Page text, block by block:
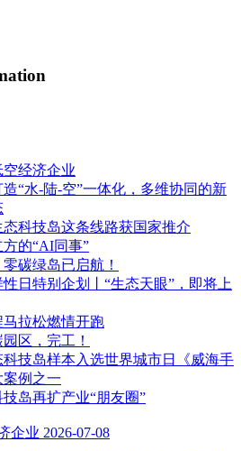
经济企业
“水-陆-空”一体化，多维协同的新
科技岛这条线路获国家推介
的“AI同事”
碳绿岛已启航！
日特别企划丨“生态天眼”，即将上
马拉松燃情开跑
区，完工！
技岛样本入选世界城市日《威海手
例之一
岛再扩产业“朋友圈”
企业 2026-07-08